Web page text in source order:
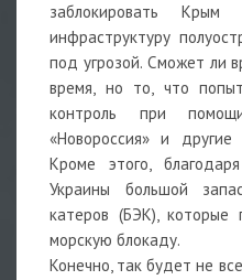
заблокировать
инфраструктуру
под угрозой. Сможет ли
время, но то, что
контроль при
«Новороссия» и
Кроме этого,
Украины большой
катеров (БЭК), которые
морскую блокаду.
Конечно, так будет не